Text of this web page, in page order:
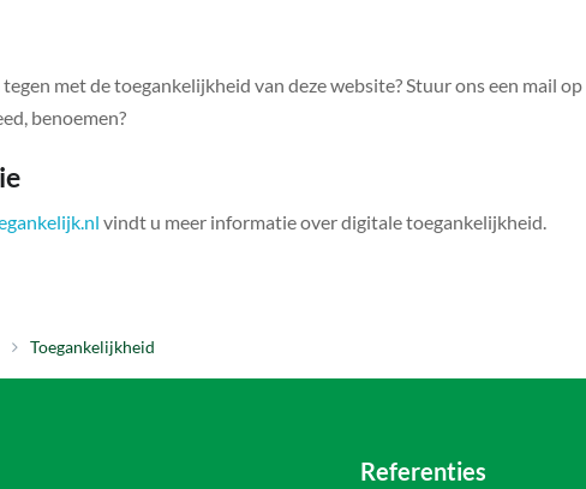
met de toegankelijkheid van deze website? Stuur ons een mail op
benoemen?
vindt u meer informatie over digitale toegankelijkheid.
Toegankelijkheid
Referenties